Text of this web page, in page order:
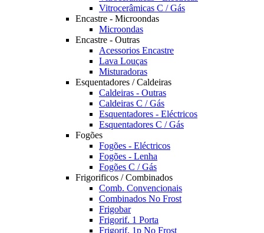
Vitrocerâmicas C / Gás
Encastre - Microondas
Microondas
Encastre - Outras
Acessorios Encastre
Lava Louças
Misturadoras
Esquentadores / Caldeiras
Caldeiras - Outras
Caldeiras C / Gás
Esquentadores - Eléctricos
Esquentadores C / Gás
Fogões
Fogões - Eléctricos
Fogões - Lenha
Fogões C / Gás
Frigorificos / Combinados
Comb. Convencionais
Combinados No Frost
Frigobar
Frigorif. 1 Porta
Frigorif. 1p No Frost